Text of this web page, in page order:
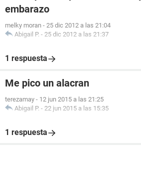
embarazo
melky moran - 25 dic 2012 a las 21:04
Abigail P. - 25 dic 2012 a las 21:37
1 respuesta
Me pico un alacran
terezamay - 12 jun 2015 a las 21:25
Abigail P. - 22 jun 2015 a las 15:35
1 respuesta